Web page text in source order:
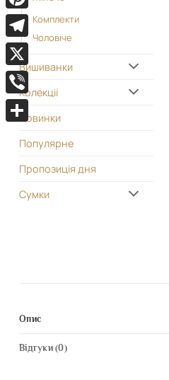
Комплекти
Чоловіче
Вишиванки
Колекціі
Новинки
Популярне
Пропозиція дня
Сумки
Опис
Відгуки (0)
Pinterest
Telegram
X
Viber